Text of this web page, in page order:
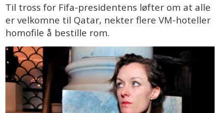
Til tross for Fifa-presidentens løfter om at alle
er velkomne til Qatar, nekter flere VM-hoteller
homofile å bestille rom.